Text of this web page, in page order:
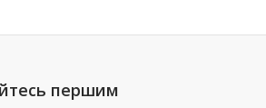
першим